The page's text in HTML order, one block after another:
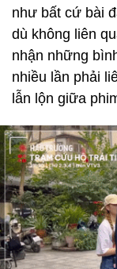
như bất cứ bài
dù không liên
nhận những
nhiều lần phải
lẫn lộn giữa